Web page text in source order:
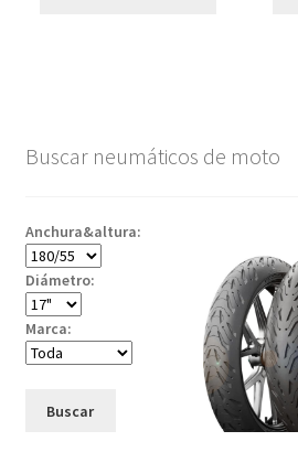
Buscar neumáticos de moto
Anchura&altura:
Diámetro:
Marca:
Buscar